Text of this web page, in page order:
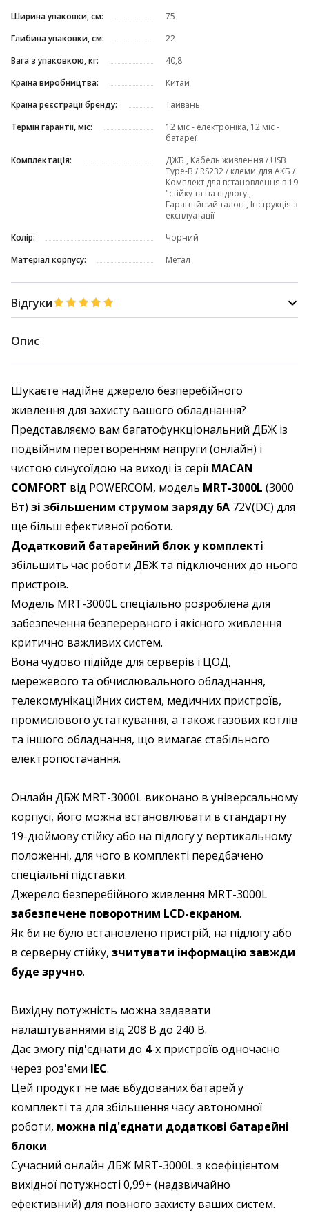
Ширина упаковки, см:
75
Глибина упаковки, см:
22
Вага з упаковкою, кг:
40,8
Країна виробництва:
Китай
Країна реєстрації бренду:
Тайвань
Термін гарантії, міс:
12 міс - електроніка, 12 міс -
батареї
Комплектація:
ДЖБ , Кабель живлення / USB
Type-B / RS232 / клеми для АКБ /
Комплект для встановлення в 19
"стійку та на підлогу ,
Гарантійний талон , Інструкція з
експлуатації
Колір:
Чорний
Матеріал корпусу:
Метал
Відгуки
Опис
Шукаєте надійне джерело безперебійного
живлення для захисту вашого обладнання?
Представляємо вам багатофункціональний ДБЖ із
подвійним перетворенням напруги (онлайн) і
чистою синусоїдою на виході із серії MACAN
COMFORT від POWERCOM, модель MRT-3000L (3000
Вт) зі збільшеним струмом заряду 6А 72V(DC) для
ще більш ефективної роботи.
Додатковий батарейний блок у комплекті
збільшить час роботи ДБЖ та підключених до нього
пристроїв.
Модель MRT-3000L спеціально розроблена для
забезпечення безперервного і якісного живлення
критично важливих систем.
Вона чудово підійде для серверів і ЦОД,
мережевого та обчислювального обладнання,
телекомунікаційних систем, медичних пристроїв,
промислового устаткування, а також газових котлів
та іншого обладнання, що вимагає стабільного
електропостачання.
Онлайн ДБЖ MRT-3000L виконано в універсальному
корпусі, його можна встановлювати в стандартну
19-дюймову стійку або на підлогу у вертикальному
положенні, для чого в комплекті передбачено
спеціальні підставки.
Джерело безперебійного живлення MRT-3000L
забезпечене поворотним LCD-екраном.
Як би не було встановлено пристрій, на підлогу або
в серверну стійку, зчитувати інформацію завжди
буде зручно.
Вихідну потужність можна задавати
налаштуваннями від 208 В до 240 В.
Дає змогу під'єднати до 4-х пристроїв одночасно
через роз'єми IEC.
Цей продукт не має вбудованих батарей у
комплекті та для збільшення часу автономної
роботи, можна під'єднати додаткові батарейні
блоки.
Сучасний онлайн ДБЖ MRT-3000L з коефіцієнтом
вихідної потужності 0,99+ (надзвичайно
ефективний) для повного захисту ваших систем.